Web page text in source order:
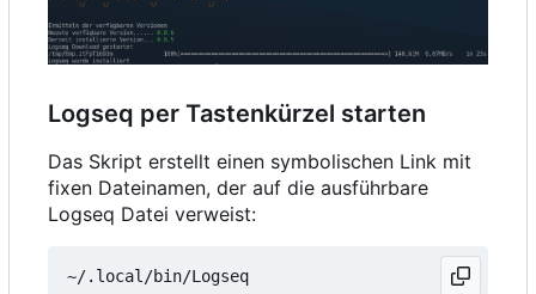
Logseq per Tastenkürzel starten
Das Skript erstellt einen symbolischen Link mit
fixen Dateinamen, der auf die ausführbare
Logseq Datei verweist: